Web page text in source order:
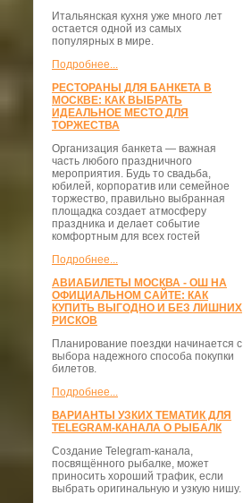
Итальянская кухня уже много лет
остается одной из самых
популярных в мире.
Подробнее...
РЕСТОРАНЫ ДЛЯ БАНКЕТА В
МОСКВЕ: КАК ВЫБРАТЬ
ИДЕАЛЬНОЕ МЕСТО ДЛЯ
ТОРЖЕСТВА
Организация банкета — важная
часть любого праздничного
мероприятия. Будь то свадьба,
юбилей, корпоратив или семейное
торжество, правильно выбранная
площадка создает атмосферу
праздника и делает событие
комфортным для всех гостей
Подробнее...
АВИАБИЛЕТЫ МОСКВА - ОШ НА
ОФИЦИАЛЬНОМ САЙТЕ: КАК
КУПИТЬ ВЫГОДНО И БЕЗ ЛИШНИХ
РИСКОВ
Планирование поездки начинается с
выбора надежного способа покупки
билетов.
Подробнее...
ВАРИАНТЫ УЗКИХ ТЕМАТИК ДЛЯ
TELEGRAM-КАНАЛА О РЫБАЛК
Создание Telegram-канала,
посвящённого рыбалке, может
приносить хороший трафик, если
выбрать оригинальную и узкую нишу.